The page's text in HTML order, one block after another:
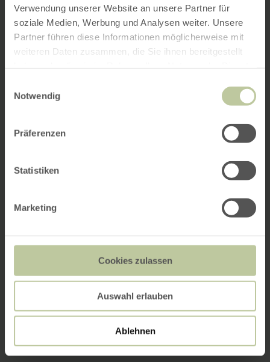
Verwendung unserer Website an unsere Partner für
soziale Medien, Werbung und Analysen weiter. Unsere
Partner führen diese Informationen möglicherweise mit
weiteren Daten zusammen, die Sie ihnen bereitgestellt
Notwendig
Präferenzen
Statistiken
Marketing
Cookies zulassen
Auswahl erlauben
Ablehnen